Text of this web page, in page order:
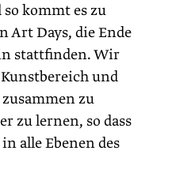
kommt es zu
Art Days, die Ende
stattfinden. Wir
und
zu
zu lernen, so dass
alle Ebenen des